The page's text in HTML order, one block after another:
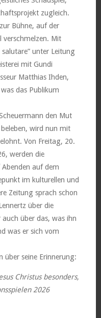
zugleich.
Bühne, auf der
verschmelzen. Mit
unter Leitung
mit Gundi
Matthias Ihden,
das Publikum
den Mut
wird nun mit
Von Freitag, 20.
werden die
auf dem
im kulturellen und
Zeitung sprach schon
über die
über das, was ihn
was er sich vom
über seine Erinnerung:
Christus besonders,
2026